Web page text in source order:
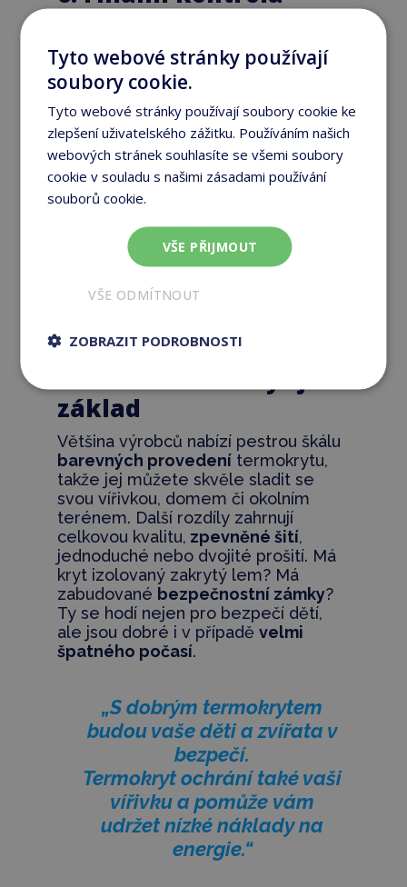
Obal krytu skrývá více než to, co
vidíme pouhým okem. Tedy pokud
víte,na co si dávat pozor
obalů termokrytu je vyrobena z
mořského vinylu, který je odolný
vůči plísním a UV záření, díky
kterému se minimalizuje vyblednutí
obalu
„Doporučujeme dát vždy
přednost právě takovémuto
obalu.“
Kvalitní termokryt je
základ
Většina výrobců nabízí pestrou škálu
barevných provedenítermokrytu,
takže jej můžete skvěle sladit se
svou vířivkou, domem či okolním
terénem. Další rozdíly zahrnují
celkovou kvalitu, zpevněné šití,
jednoduché nebo dvojité prošití. Má
kryt izolovaný zakrytý lem? Má
zabudované bezpečnostní zámky?
Ty se hodí nejen pro bezpečí dětí,
ale jsou dobré i v případě velmi
špatného počasí.
„S dobrým termokrytem
budou vaše děti a zvířata v
bezpečí.
Termokryt ochrání také vaši
vířivku a pomůže vám
udržet nízké náklady na
energie.“
Tyto webové stránky používají
soubory cookie.
Tyto webové stránky používají soubory cookie ke
zlepšení uživatelského zážitku. Používáním našich
webových stránek souhlasíte se všemi soubory
cookie v souladu s našimi zásadami používání
souborů cookie.
VŠE PŘIJMOUT
VŠE ODMÍTNOUT
ZOBRAZIT PODROBNOSTI